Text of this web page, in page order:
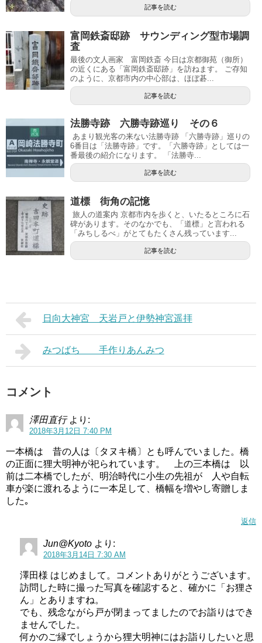
記事を読む
富岡鉄斎邸跡 サウンディング型市場調
査
最後の文人画家 富岡鉄斎 今日は京都御苑（御所）
の近くにある「富岡鉄斎邸跡」を訪ねます。 ご存知
のように、京都市内の中心部は、ほぼ碁...
記事を読む
法勝寺跡 六勝寺跡巡り その６
あまり観光客の来ない法勝寺跡 「六勝寺跡」巡りの
6番目は「法勝寺跡」です。「六勝寺跡」としては一
番最後の紹介になります。 「法勝寺...
記事を読む
道標 街角の記憶
旅人の道案内 京都市内を歩くと、いたるところに石
碑があります。そのなかでも、「道標」と言われる
「みちしるべ」がとてもたくさん残っています...
記事を読む
日向大神宮 天岩戸と伊勢神宮遥拝
みつばち 手作りあんみつ
コメント
澤田直行 より:
2018年3月12日 7:40 PM
一本橋は 昔の人は〔タヌキ橋〕とも呼んでいました。橋
の正面に狸大明神が祀られています。 上の三本橋は 以
前は二本橋でしたが、明治時代に小生の先祖が 人や自転
車が楽に渡れるように一本足して、橋幅を増やし寄贈しま
した｡
返信
Jun@Kyoto より:
2018年3月14日 7:30 AM
澤田様 はじめまして。コメントありがとうございます。
訪問した時に撮った写真を確認すると、確かに「お狸さ
ん」とありますね。
でも、残念ながら戸が閉まってましたのでお詣りはでき
ませんでした。
何かのご縁でしょうから狸大明神にはお詣りしたいと思